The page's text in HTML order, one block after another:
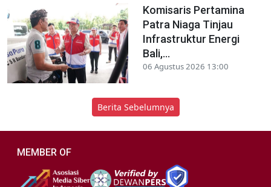
Komisaris Pertamina
Patra Niaga Tinjau
Infrastruktur Energi
Bali,...
06 Agustus 2026 13:00
Berita Sebelumnya
MEMBER OF